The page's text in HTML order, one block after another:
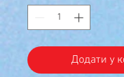
Додати у